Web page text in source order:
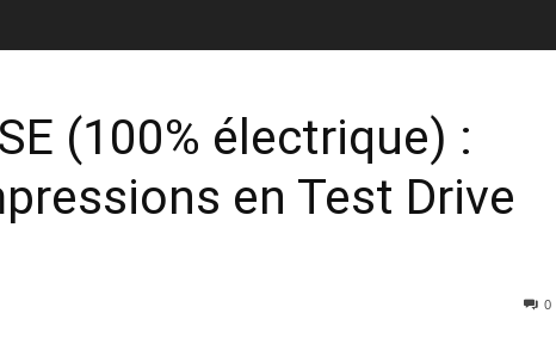
(100% électrique) :
en Test Drive
0